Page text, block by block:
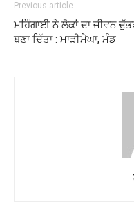
Previous article
ਮਹਿੰਗਾਈ ਨੇ ਲੋਕਾਂ ਦਾ ਜੀਵਨ
ਬਣਾ ਦਿੱਤਾ : ਮਾੜੀਮੇਘਾ, ਮੰਡ